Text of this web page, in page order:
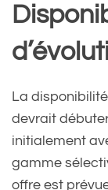
La
devrait
initialement
gamme
offre est